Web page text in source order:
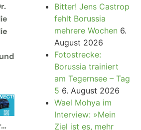
Bitter! Jens Castrop
fehlt Borussia
mehrere Wochen 6.
August 2026
Fotostrecke:
Borussia trainiert
am Tegernsee – Tag
5 6. August 2026
Wael Mohya im
Interview: »Mein
Ziel ist es, mehr